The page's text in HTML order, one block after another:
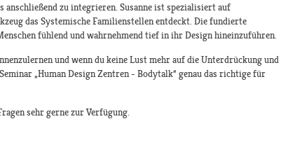
anschließend zu integrieren. Susanne ist spezialisiert auf
das Systemische Familienstellen entdeckt. Die fundierte
fühlend und wahrnehmend tief in ihr Design hineinzuführen.
und wenn du keine Lust mehr auf die Unterdrückung und
„Human Design Zentren - Bodytalk“ genau das richtige für
sehr gerne zur Verfügung.